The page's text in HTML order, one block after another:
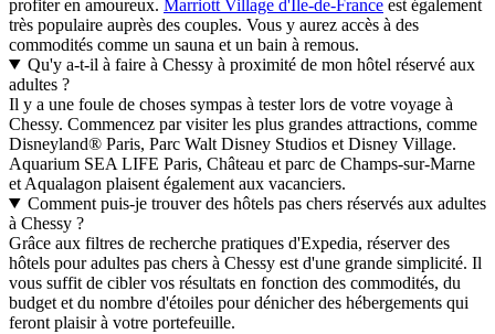
profiter en amoureux. Marriott Village d'Ile-de-France est également
très populaire auprès des couples. Vous y aurez accès à des
commodités comme un sauna et un bain à remous.
Qu'y a-t-il à faire à Chessy à proximité de mon hôtel réservé aux
adultes ?
Il y a une foule de choses sympas à tester lors de votre voyage à
Chessy. Commencez par visiter les plus grandes attractions, comme
Disneyland® Paris, Parc Walt Disney Studios et Disney Village.
Aquarium SEA LIFE Paris, Château et parc de Champs-sur-Marne
et Aqualagon plaisent également aux vacanciers.
Comment puis-je trouver des hôtels pas chers réservés aux adultes
à Chessy ?
Grâce aux filtres de recherche pratiques d'Expedia, réserver des
hôtels pour adultes pas chers à Chessy est d'une grande simplicité. Il
vous suffit de cibler vos résultats en fonction des commodités, du
budget et du nombre d'étoiles pour dénicher des hébergements qui
feront plaisir à votre portefeuille.